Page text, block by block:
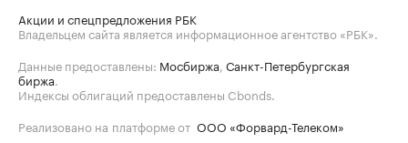
Акции и спецпредложения РБК
Владельцем сайта является информационное агентство «РБК».
Данные предоставлены: Мосбиржа, Санкт-Петербургская
биржа.
Индексы облигаций предоставлены Cbonds.
Реализовано на платформе от ООО «Форвард-Телеком»